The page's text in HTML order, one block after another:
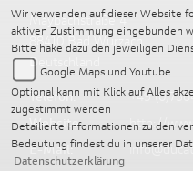
Maybachstraße 4
88410 Bad Wurzach
Deutschland
Telefon:
+49
Website:
http://
E-Mail:
Wir verwenden auf dieser Website
aktiven Zustimmung eingebunden
Bitte hake dazu den jeweiligen
Google Maps und Youtube
Optional kann mit Klick auf Alles
zugestimmt werden
Detailierte Informationen zu den
Bedeutung findest du in unserer
Datenschutzerklärung